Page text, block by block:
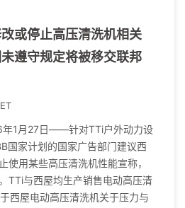
或停止高压清洗机相关
遵守规定将被移交联邦
1月27日——针对TTi户外动力设
国家计划的国家广告部门建议西
使用某些高压清洗机性能宣称，
TTi与西屋均生产销售电动高压清
西屋电动高压清洗机关于压力与